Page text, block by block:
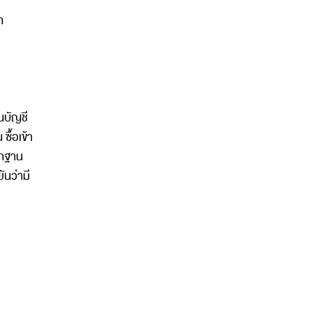
บัญชี
อเข้า
ฐาน
นว่ามี